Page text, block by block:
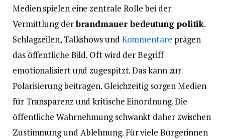
Medien spielen eine zentrale Rolle bei der
Vermittlung derbrandmauer bedeutung politik.
Schlagzeilen, Talkshows und Kommentare prägen
das öffentliche Bild. Oft wird der Begriff
emotionalisiert und zugespitzt. Das kann zur
Polarisierung beitragen. Gleichzeitig sorgen Medien
für Transparenz und kritische Einordnung. Die
öffentliche Wahrnehmung schwankt daher zwischen
Zustimmung und Ablehnung. Für viele Bürgerinnen